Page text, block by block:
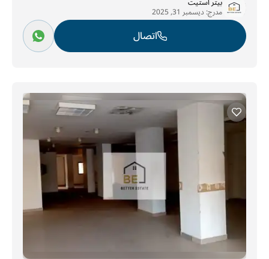
مدرج: ديسمبر 31, 2025
اتصال